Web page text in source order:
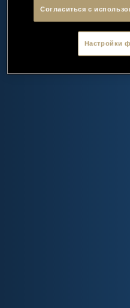
Согласиться с
Настройки